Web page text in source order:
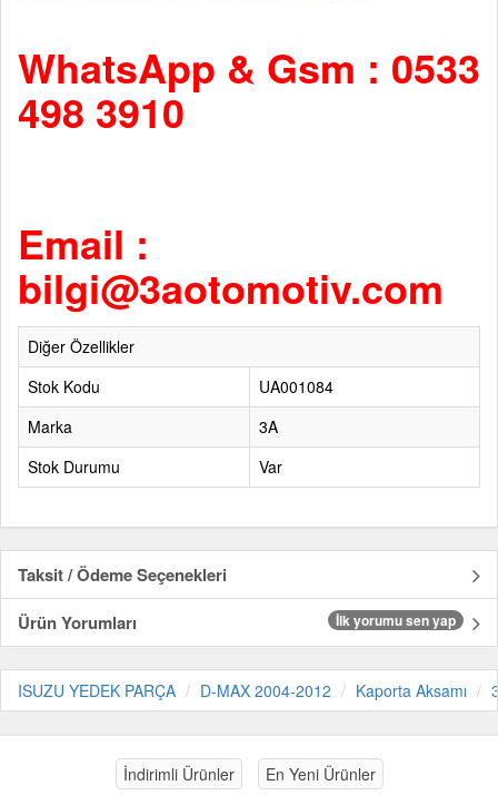
WhatsApp & Gsm : 0533
498 3910
Email :
bilgi@3aotomotiv.com
Diğer Özellikler
Stok Kodu
UA001084
Marka
3A
Stok Durumu
Var
Taksit / Ödeme Seçenekleri
Ürün Yorumları
İlk yorumu sen yap
ISUZU YEDEK PARÇA D-MAX 2004-2012 Kaporta Aksamı
İndirimli Ürünler En Yeni Ürünler